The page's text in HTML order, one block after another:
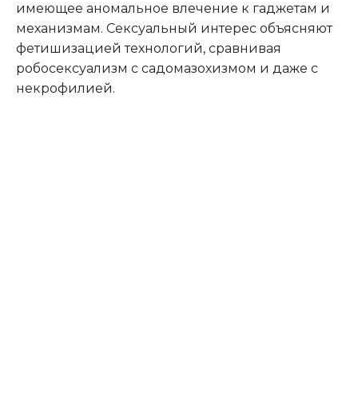
имеющее аномальное влечение к гаджетам и
механизмам. Сексуальный интерес объясняют
фетишизацией технологий, сравнивая
робосексуализм с садомазохизмом и даже с
некрофилией.